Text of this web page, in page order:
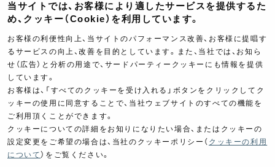
ヨシムラTV
イベント情報
イベントスケジュール
ツーリングブレイクタイム
製品ポスター
当サイトでは、お客様により適したサービスを提供するた
め、クッキー（Cookie）を利用しています。
お客様の利便性向上、当サイトのパフォーマンス改善、お客様に提唱す
るサービスの向上、改善を目的としています。また、当社では、お知ら
せ（広告）と分析の用途で、サードパーティークッキーにも情報を提供
しています。
お客様は、「すべてのクッキーを受け入れる」ボタンをクリックしてク
ッキーの使用に同意することで、当社ウェブサイトのすべての機能を
ご利用頂くことができます。
クッキーについての詳細をお知りになりたい場合、またはクッキーの
設定変更をご希望の場合は、当社のクッキーポリシー（ クッキーの利用
について ）をご覧ください。